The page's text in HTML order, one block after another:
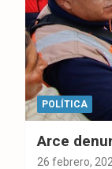
POLÍTICA
Arce
26 febrero,